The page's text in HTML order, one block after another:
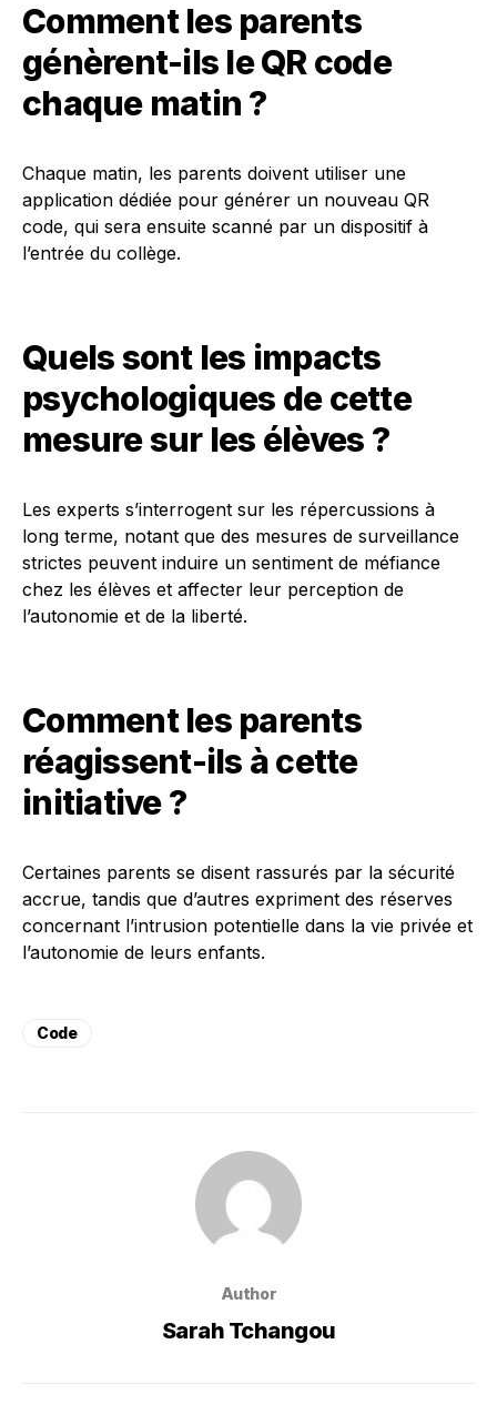
Comment les parents
génèrent-ils le QR code
chaque matin ?
Chaque matin, les parents doivent utiliser une
application dédiée pour générer un nouveau QR
code, qui sera ensuite scanné par un dispositif à
l’entrée du collège.
Quels sont les impacts
psychologiques de cette
mesure sur les élèves ?
Les experts s’interrogent sur les répercussions à
long terme, notant que des mesures de surveillance
strictes peuvent induire un sentiment de méfiance
chez les élèves et affecter leur perception de
l’autonomie et de la liberté.
Comment les parents
réagissent-ils à cette
initiative ?
Certaines parents se disent rassurés par la sécurité
accrue, tandis que d’autres expriment des réserves
concernant l’intrusion potentielle dans la vie privée et
l’autonomie de leurs enfants.
Code
Author
Sarah Tchangou